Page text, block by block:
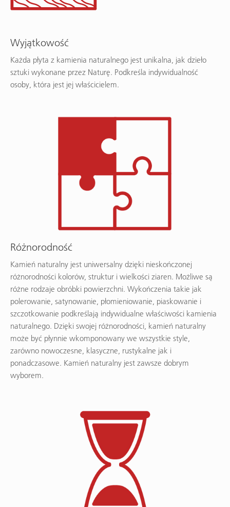
Wyjątkowość
Każda płyta z kamienia naturalnego jest unikalna, jak dzieło
sztuki wykonane przez Naturę. Podkreśla indywidualność
osoby, która jest jej właścicielem.
Różnorodność
Kamień naturalny jest uniwersalny dzięki nieskończonej
różnorodności kolorów, struktur i wielkości ziaren. Możliwe są
różne rodzaje obróbki powierzchni. Wykończenia takie jak
polerowanie, satynowanie, płomieniowanie, piaskowanie i
szczotkowanie podkreślają indywidualne właściwości kamienia
naturalnego. Dzięki swojej różnorodności, kamień naturalny
może być płynnie wkomponowany we wszystkie style,
zarówno nowoczesne, klasyczne, rustykalne jak i
ponadczasowe. Kamień naturalny jest zawsze dobrym
wyborem.